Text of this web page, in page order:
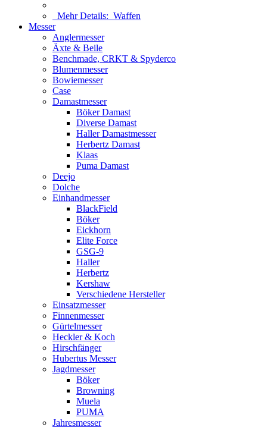
Mehr Details: Waffen
Messer
Anglermesser
Äxte & Beile
Benchmade, CRKT & Spyderco
Blumenmesser
Bowiemesser
Case
Damastmesser
Böker Damast
Diverse Damast
Haller Damastmesser
Herbertz Damast
Klaas
Puma Damast
Deejo
Dolche
Einhandmesser
BlackField
Böker
Eickhorn
Elite Force
GSG-9
Haller
Herbertz
Kershaw
Verschiedene Hersteller
Einsatzmesser
Finnenmesser
Gürtelmesser
Heckler & Koch
Hirschfänger
Hubertus Messer
Jagdmesser
Böker
Browning
Muela
PUMA
Jahresmesser